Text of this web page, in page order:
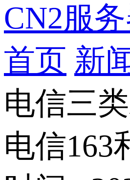
CN2服
首页 新
电信三
电信163